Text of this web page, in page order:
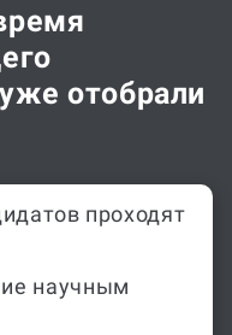
отобрали
проходят
научным